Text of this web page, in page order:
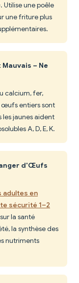
une poêle
une friture plus
– Ne
calcium, fer,
œufs entiers sont
les jaunes aident
A, D, E, K.
d'Œufs
adultes en
sécurité 1–2
la santé
la synthèse des
nutriments